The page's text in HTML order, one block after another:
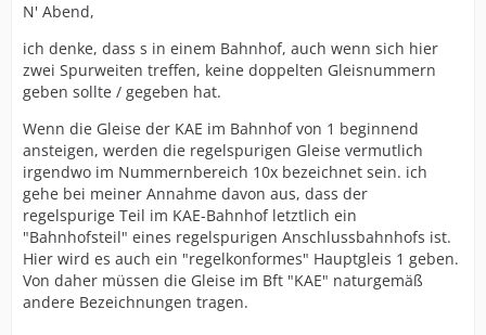
N' Abend,
ich denke, dass s in einem Bahnhof, auch wenn sich hier
zwei Spurweiten treffen, keine doppelten Gleisnummern
geben sollte / gegeben hat.
Wenn die Gleise der KAE im Bahnhof von 1 beginnend
ansteigen, werden die regelspurigen Gleise vermutlich
irgendwo im Nummernbereich 10x bezeichnet sein. ich
gehe bei meiner Annahme davon aus, dass der
regelspurige Teil im KAE-Bahnhof letztlich ein
"Bahnhofsteil" eines regelspurigen Anschlussbahnhofs ist.
Hier wird es auch ein "regelkonformes" Hauptgleis 1 geben.
Von daher müssen die Gleise im Bft "KAE" naturgemäß
andere Bezeichnungen tragen.